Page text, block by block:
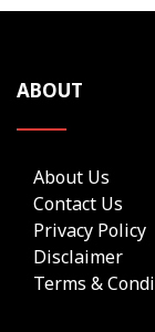
ABOUT
About Us
Contact Us
Privacy Policy
Disclaimer
Terms &